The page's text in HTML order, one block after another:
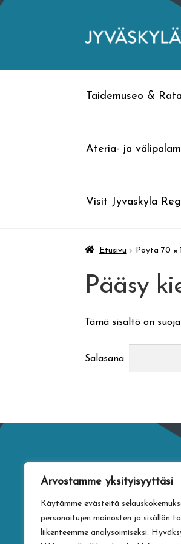
Arvostamme yksityisyyttäsi
Käytämme evästeitä
personoitujen mainosten ja sisällön
liikenteemme analysoimiseksi.
Siirry
Siirry
Taidemuseo &
Ateria- ja
Visit Jyvaskyla
Etusivu Pöytä 70 ×
Pääsy
Tämä sisältö on
Salasana: